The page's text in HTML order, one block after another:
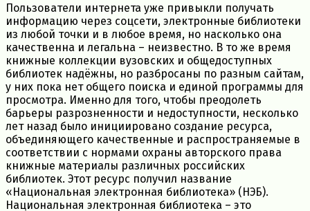
Пользователи интернета уже привыкли получать
информацию через соцсети, электронные библиотеки
из любой точки и в любое время, но насколько она
качественна и легальна – неизвестно. В то же время
книжные коллекции вузовских и общедоступных
библиотек надёжны, но разбросаны по разным сайтам,
у них пока нет общего поиска и единой программы для
просмотра. Именно для того, чтобы преодолеть
барьеры разрозненности и недоступности, несколько
лет назад было инициировано создание ресурса,
объединяющего качественные и распространяемые в
соответствии с нормами охраны авторского права
книжные материалы различных российских
библиотек. Этот ресурс получил название
«Национальная электронная библиотека» (НЭБ).
Национальная электронная библиотека – это